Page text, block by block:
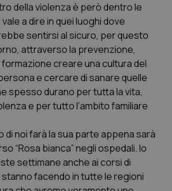
di Trento
& Scompenso
& Rettocolite Ulcerosa
& patologie neurodegenerative
della violenza è però dentro le
a dire in quei luoghi dove
sentirsi al sicuro, per questo
attraverso la prevenzione,
formazione creare una cultura del
e cercare di sanare quelle
spesso durano per tutta la vita,
e per tutto l’ambito familiare
di noi farà la sua parte appena sarà
“Rosa bianca” negli ospedali. Io
settimane anche ai corsi di
facendo in tutte le regioni